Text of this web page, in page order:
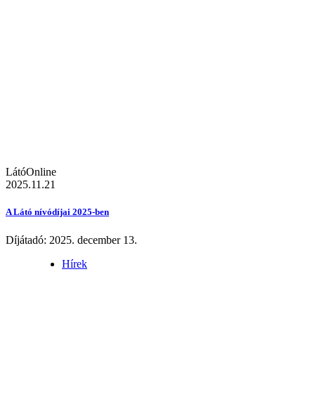
LátóOnline
2025.11.21
A Látó nívódíjai 2025-ben
Díjátadó: 2025. december 13.
Hírek